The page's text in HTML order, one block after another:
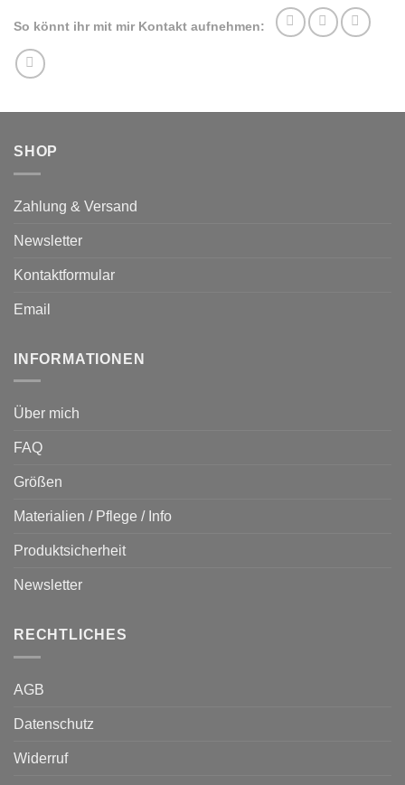
Optionen
So könnt ihr mit mir Kontakt aufnehmen:
SHOP
Zahlung & Versand
Newsletter
Kontaktformular
Email
INFORMATIONEN
Über mich
FAQ
Größen
Materialien / Pflege / Info
Produktsicherheit
Newsletter
RECHTLICHES
AGB
Datenschutz
Widerruf